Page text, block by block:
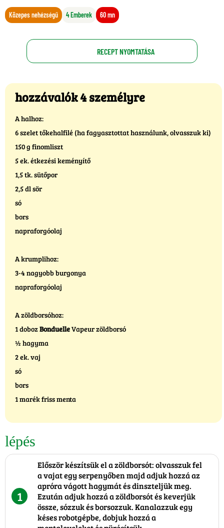
Közepes nehézségű 4 Emberek 60 mn
RECEPT NYOMTATÁSA
hozzávalók 4 személyre
A halhoz:
6 szelet tőkehalfilé (ha fagyasztottat használunk, olvasszuk ki)
150 g finomliszt
5 ek. étkezési keményítő
1,5 tk. sütőpor
2,5 dl sör
só
bors
napraforgóolaj
A krumplihoz:
3-4 nagyobb burgonya
napraforgóolaj
A zöldborsóhoz:
1 dobozBonduelleVapeur zöldborsó
½ hagyma
2 ek. vaj
só
bors
1 marék friss menta
lépés
1
Először készítsük el a zöldborsót: olvasszuk fel
a vajat egy serpenyőben majd adjuk hozzá az
apróra vágott hagymát és dinszteljük meg.
Ezután adjuk hozzá a zöldborsót és keverjük
össze, sózzuk és borsozzuk. Kanalazzuk egy
késes robotgépbe, dobjuk hozzá a